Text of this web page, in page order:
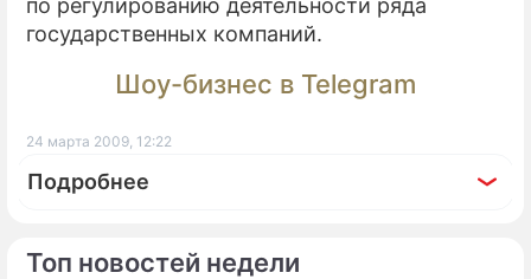
Топ новостей недели
по регулированию деятельности ряда
государственных компаний.
Шоу-бизнес в Telegram
24 марта 2009, 12:22
Подробнее